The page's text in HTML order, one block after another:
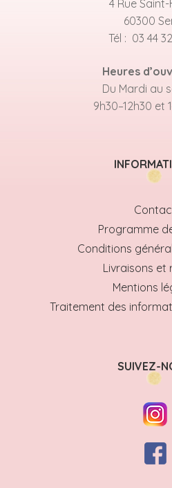
4 Rue
60300
Tél : 03 44
Heures
Du Mardi au
9h30–12h30 et
Programme
Conditions
Livraisons et
Mentions
Traitement des
SUIVEZ-